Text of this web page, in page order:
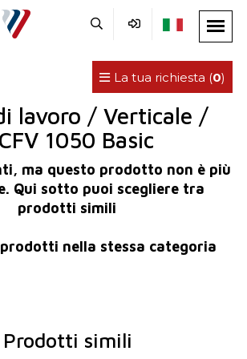
La tua richiesta (0)
lavoro / Verticale /
1050 Basic
ma questo prodotto non è più
Qui sotto puoi scegliere tra
prodotti simili
nella stessa categoria
Prodotti simili